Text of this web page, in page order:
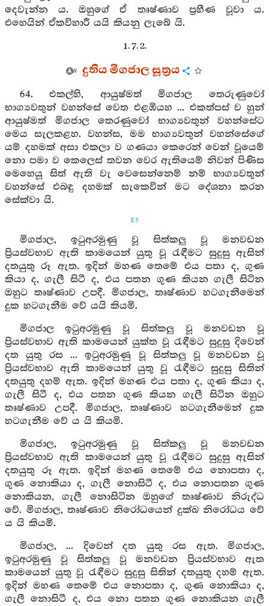
දෙවැන්න ය. ඔහුගේ ඒ තෘෂ්ණාව ප්‍රහීණ වූවා ය.
එහෙයින් ඒකවිහාරී යයි කියනු ලැබේ යි.
1. 7. 2.
දුතිය මිගජාල සූත්‍රය
64. එකල්හි, ආයුෂ්මත් මිගජාල තෙරුණුවෝ
භාග්‍යවතුන් වහන්සේ වෙත එළඹියහ ... එකත්පස් ව හුන්
ආයුෂ්මත් මිගජාල තෙරණුවෝ භාග්‍යවතුන් වහන්සේට
මෙය සැලකළහ. වහන්ස, මම භාග්‍යවතුන් වහන්සේගේ
යම් දහමක් අසා එකලා ව ගණයා කෙරෙන් වෙන් වූයෙම්
නො පමා ව කෙලෙස් තවන වෙර ඇතියෙම් නිවන් පිණිස
මෙහෙයූ සිත් ඇති වැ වෙසෙන්නෙම් නම් භාග්‍යවතුන්
වහන්සේ එබඳු දහමක් සැකෙවින් මට දේශනා කරන
සේක්වා යි.
85
මිගජාල, ඉටුඅරමුණු වූ සිත්කලු වූ මනවඩන
ප්‍රියස්වභාව ඇති කාමයෙන් යුතු වූ රැඳීමට සුදුසු ඇසින්
දතයුතු රූ ඇත. ඉදින් මහණ තෙමේ එය පතා ද, ගුණ
කියා ද, ගැලී සිටී ද, එය පතන ගුණ කියන ගැලී සිටින
ඔහුට තෘෂ්ණාව උපදී. මිගජාල, තෘෂ්ණාව හටගැනීමෙන්
දුක හටගැනීම වේ යයි කියමි.
මිගජාල ඉටුඅරමුණු වූ සිත්කලු වූ මනවඩන වූ
ප්‍රියස්වභාව ඇති කාමයෙන් යුක්ත වූ රැඳීමට සුදුසු දිවෙන්
දත යුතු රස ... ඉටුඅරමුණු වූ සිත්කලු වූ මනවඩන වූ
ප්‍රියස්වභාව ඇති කාමයෙන් යුතු වූ රැඳීමට සුදුසු සිතින්
දතයුතු දහම් ඇත. ඉදින් මහණ එය පතා ද, ගුණ කියා ද,
ගැලී සිටී ද, එය පතන ගුණ කියන ගැලී සිටින ඔහුට
තෘෂ්ණාව උපදී. මිගජාල, තෘෂ්ණාව හටගැනීමෙන් දුක
හටගැනීම වේ ය යි කියමි.
මිගජාල, ඉටුඅරමුණු වූ සිත්කලු වූ මනවඩන
ප්‍රියස්වභාව ඇති කාමයෙන් යුතු වූ රැඳීමට සුදුසු ඇසින්
දතයුතු රූ ඇත. ඉදින් මහණ තෙමේ එය නොපතා ද,
ගුණ නොකියා ද, ගැලී නොසිටී ද, එය නොපතන ගුණ
නොකියන, ගැලී නොසිටින ඔහුගේ තෘෂ්ණාව නිරුද්ධ
වේ. මිගජාල, තෘෂ්ණාව නිරෝධයෙන් දුක්ඛ නිරෝධය වේ
ය යි කියමි.
මිගජාල, ... දිවෙන් දත යුතු රස ඇත. මිගජාල,
ඉටුඅරමුණු වූ සිත්කලු වූ මනවඩන ප්‍රියස්වභාව ඇත
කාමයෙන් යුතු වූ රැඳීමට සුදුසු සිතින් දතයුතු දහම් ඇත.
ඉදින් මහණ තෙමේ එය නොපතා ද, ගුණ නොකියා ද,
ගැලී නොසිටී ද, එය නො පතන ගුණ නොකියන ගැලී